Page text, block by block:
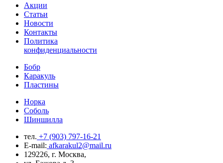
Акции
Статьи
Новости
Контакты
Политика
конфиденциальности
Бобр
Каракуль
Пластины
Норка
Соболь
Шиншилла
тел. +7 (903) 797-16-21
E-mail: afkarakul2@mail.ru
129226, г. Москва,